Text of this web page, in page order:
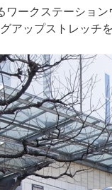
ークステーショ
アップストレッチ